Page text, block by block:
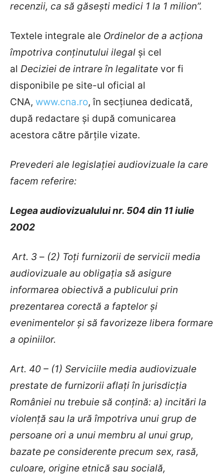
recenzii, ca să găsești medici 1 la 1 milion”.
Textele integrale ale Ordinelor de a acționa
împotriva conținutului ilegal și cel
al Deciziei de intrare în legalitate vor fi
disponibile pe site-ul oficial al
CNA, www.cna.ro, în secțiunea dedicată,
după redactare și după comunicarea
acestora către părțile vizate.
Prevederi ale legislației audiovizuale la care
facem referire:
Legea audiovizualului nr. 504 din 11 iulie
2002
Art. 3 – (2) Toţi furnizorii de servicii media
audiovizuale au obligaţia să asigure
informarea obiectivă a publicului prin
prezentarea corectă a faptelor şi
evenimentelor şi să favorizeze libera formare
a opiniilor.
Art. 40 – (1) Serviciile media audiovizuale
prestate de furnizorii aflaţi în jurisdicţia
României nu trebuie să conţină: a) incitări la
violenţă sau la ură împotriva unui grup de
persoane ori a unui membru al unui grup,
bazate pe considerente precum sex, rasă,
culoare, origine etnică sau socială,